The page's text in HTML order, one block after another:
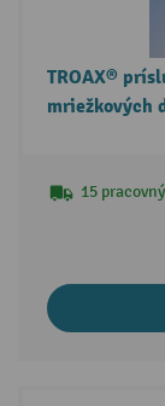
TROAX®
mriežkových
15